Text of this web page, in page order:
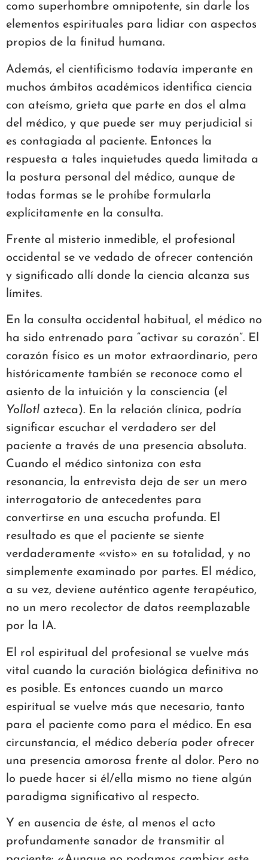
como superhombre omnipotente, sin darle los
elementos espirituales para lidiar con aspectos
propios de la finitud humana.
Además, el cientificismo todavía imperante en
muchos ámbitos académicos identifica ciencia
con ateísmo, grieta que parte en dos el alma
del médico, y que puede ser muy perjudicial si
es contagiada al paciente. Entonces la
respuesta a tales inquietudes queda limitada a
la postura personal del médico, aunque de
todas formas se le prohíbe formularla
explícitamente en la consulta.
Frente al misterio inmedible, el profesional
occidental se ve vedado de ofrecer contención
y significado allí donde la ciencia alcanza sus
límites.
En la consulta occidental habitual, el médico no
ha sido entrenado para “activar su corazón”. El
corazón físico es un motor extraordinario, pero
históricamente también se reconoce como el
asiento de la intuición y la consciencia (el
Yollotl azteca). En la relación clínica, podría
significar escuchar el verdadero ser del
paciente a través de una presencia absoluta.
Cuando el médico sintoniza con esta
resonancia, la entrevista deja de ser un mero
interrogatorio de antecedentes para
convertirse en una escucha profunda. El
resultado es que el paciente se siente
verdaderamente «visto» en su totalidad, y no
simplemente examinado por partes. El médico,
a su vez, deviene auténtico agente terapéutico,
no un mero recolector de datos reemplazable
por la IA.
El rol espiritual del profesional se vuelve más
vital cuando la curación biológica definitiva no
es posible. Es entonces cuando un marco
espiritual se vuelve más que necesario, tanto
para el paciente como para el médico. En esa
circunstancia, el médico debería poder ofrecer
una presencia amorosa frente al dolor. Pero no
lo puede hacer si él/ella mismo no tiene algún
paradigma significativo al respecto.
Y en ausencia de éste, al menos el acto
profundamente sanador de transmitir al